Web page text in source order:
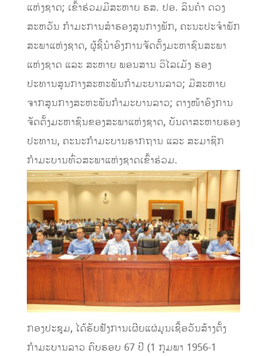
ແຫ່ງຊາດ; ເຂົ້າຮ່ວມມີສະຫາຍ ຮສ. ປອ. ລິນຄຳ ດວງ
ສະຫວັນ ກໍາມະການສໍາຮອງສູນກາງພັກ, ຄະນະປະຈໍາພັກ
ສະພາແຫ່ງຊາດ, ຜູ້ຊີ້ນໍາອົງການຈັດຕັ້ງມະຫາຊົນສະພາ
ແຫ່ງຊາດ ແລະ ສະຫາຍ ພອນສານ ວິໄລເມັງ ຮອງ
ປະທານສູນກາງສະຫະພັນກໍາມະບານລາວ; ມີສະຫາຍ
ຈາກສູນກາງສະຫະພັນກຳມະບານລາວ; ຕາງໜ້າອົງການ
ຈັດຕັ້ງມະຫາຊົນຂອງສະພາແຫ່ງຊາດ, ບັນດາສະຫາຍຮອງ
ປະທານ, ຄະນະກຳມະບານຮາກຖານ ແລະ ສະມາຊິກ
ກຳມະບານທົ່ວສະພາແຫ່ງຊາດເຂົ້າຮ່ວມ.
ກອງປະຊຸມ, ໄດ້ຮັບຟັງການເຜີຍແຜ່ມູນເຊື້ອວັນສ້າງຕັ້ງ
ກຳມະບານລາວ ຄົບຮອບ 67 ປີ (1 ກຸມພາ 1956-1